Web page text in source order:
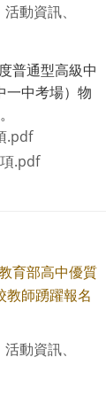
動資訊、
普通型高級中
一中考場）物
.pdf
.pdf
育部高中優質
教師踴躍報名
動資訊、